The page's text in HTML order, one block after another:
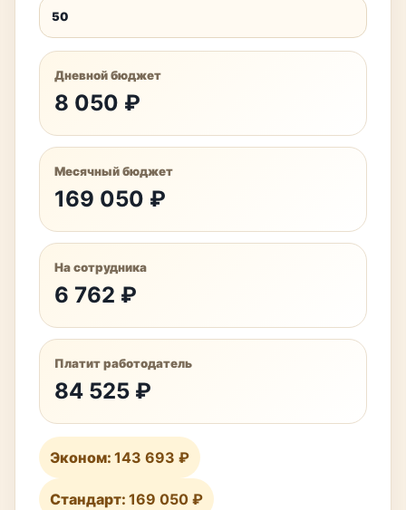
Дневной бюджет
8 050 ₽
Месячный бюджет
169 050 ₽
На сотрудника
6 762 ₽
Платит работодатель
84 525 ₽
Эконом: 143 693 ₽
Стандарт: 169 050 ₽